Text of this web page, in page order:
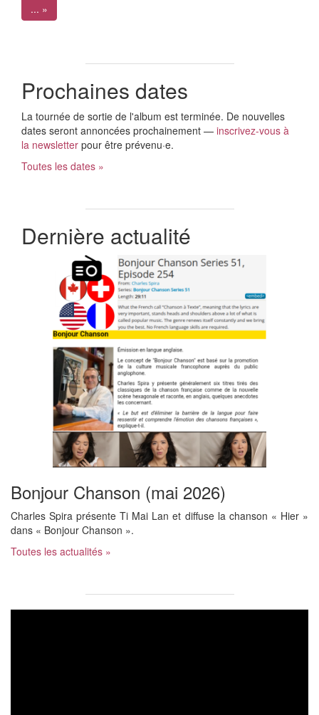
... »
Prochaines dates
La tournée de sortie de l'album est terminée. De nouvelles
dates seront annoncées prochainement — inscrivez-vous à
la newsletter pour être prévenu·e.
Toutes les dates »
Dernière actualité
Bonjour Chanson (mai 2026)
Charles Spira présente Ti Mai Lan et diffuse la chanson « Hier »
dans « Bonjour Chanson ».
Toutes les actualités »